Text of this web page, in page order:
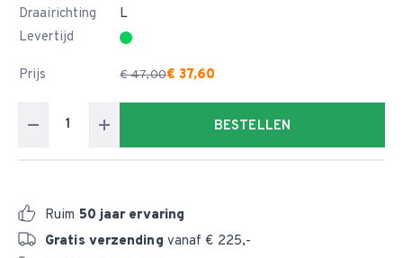
Draairichting
L
Levertijd
Prijs € 47,00€ 37,60
BESTELLEN
Ruim 50 jaar ervaring
Gratis verzending vanaf € 225,-